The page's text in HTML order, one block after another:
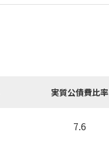
実質公債費比率
7.6